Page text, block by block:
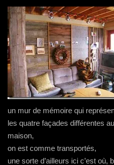
un mur de mémoire qui
les quatre façades différentes
maison,
on est comme transportés,
une sorte d’ailleurs ici c’est où,